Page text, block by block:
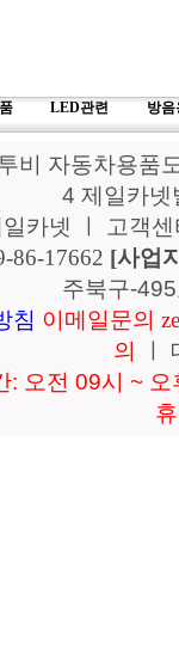
LED관련 방음
비 자동차용품
4 제일카
카넷 ㅣ 고객
86-17662 [사업
주북구-
침 이메일문의
의
: 오전 09시 ~